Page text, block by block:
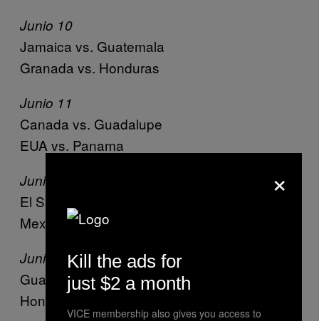
Junio 10
Jamaica vs. Guatemala
Granada vs. Honduras
Junio 11
Canada vs. Guadalupe
EUA vs. Panama
Junio 12
El Salvador vs. Cuba
Mexico vs. Costa Rica
Junio 13
Guatemala vs. Granada
Honduras vs. Jamaica
×
Kill the ads for
just $2 a month
VICE membership also gives you access to